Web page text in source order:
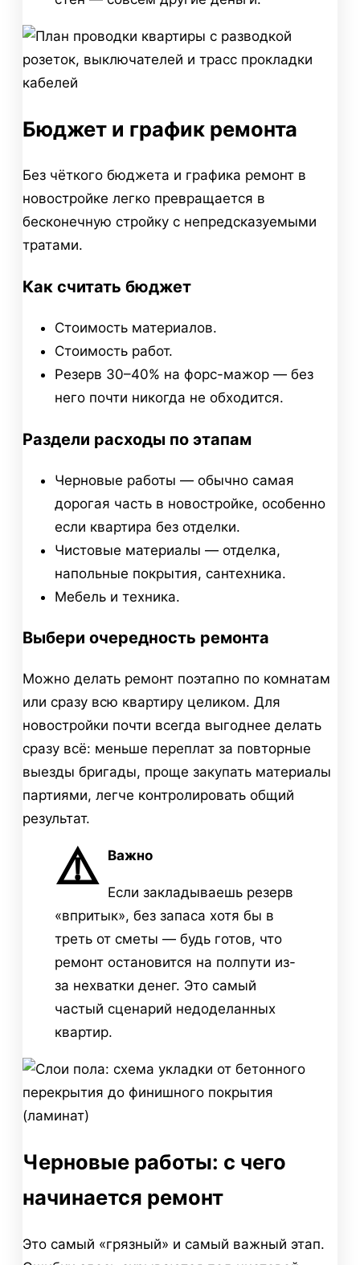
Бюджет и график ремонта
Без чёткого бюджета и графика ремонт в
новостройке легко превращается в
бесконечную стройку с непредсказуемыми
тратами.
Как считать бюджет
Стоимость материалов.
Стоимость работ.
Резерв 30–40% на форс-мажор — без
него почти никогда не обходится.
Раздели расходы по этапам
Черновые работы — обычно самая
дорогая часть в новостройке, особенно
если квартира без отделки.
Чистовые материалы — отделка,
напольные покрытия, сантехника.
Мебель и техника.
Выбери очередность ремонта
Можно делать ремонт поэтапно по комнатам
или сразу всю квартиру целиком. Для
новостройки почти всегда выгоднее делать
сразу всё: меньше переплат за повторные
выезды бригады, проще закупать материалы
партиями, легче контролировать общий
результат.
⚠️ Важно
Если закладываешь резерв
«впритык», без запаса хотя бы в
треть от сметы — будь готов, что
ремонт остановится на полпути из-
за нехватки денег. Это самый
частый сценарий недоделанных
квартир.
Черновые работы: с чего
начинается ремонт
Это самый «грязный» и самый важный этап.